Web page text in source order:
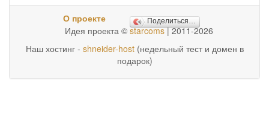
О проекте Поделиться…
Идея проекта © starcoms| 2011-2026
Наш хостинг - shneider-host(недельный тест и домен в
подарок)